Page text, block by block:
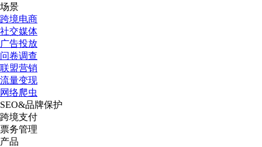
场景
跨境电商
社交媒体
广告投放
问卷调查
联盟营销
流量变现
网络爬虫
SEO&品牌保护
跨境支付
票务管理
产品